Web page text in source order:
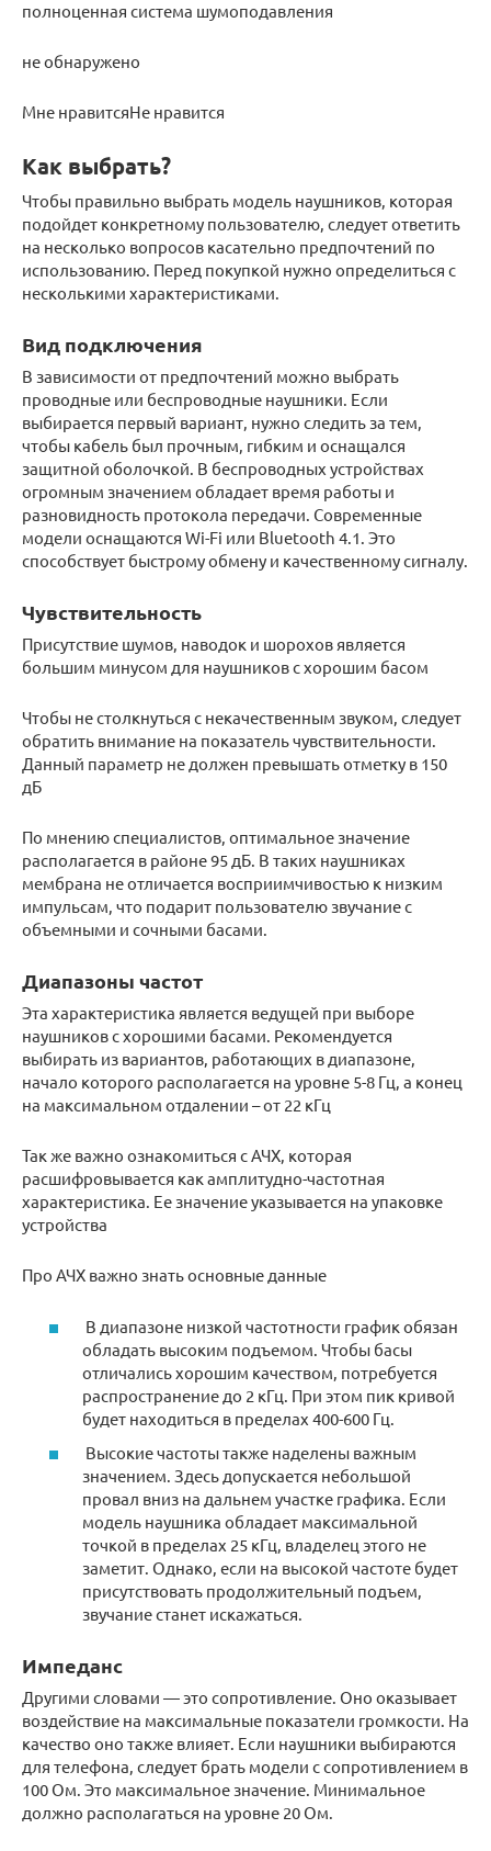
полноценная система шумоподавления
не обнаружено
Мне нравитсяНе нравится
Как выбрать?
Чтобы правильно выбрать модель наушников, которая
подойдет конкретному пользователю, следует ответить
на несколько вопросов касательно предпочтений по
использованию. Перед покупкой нужно определиться с
несколькими характеристиками.
Вид подключения
В зависимости от предпочтений можно выбрать
проводные или беспроводные наушники. Если
выбирается первый вариант, нужно следить за тем,
чтобы кабель был прочным, гибким и оснащался
защитной оболочкой. В беспроводных устройствах
огромным значением обладает время работы и
разновидность протокола передачи. Современные
модели оснащаются Wi-Fi или Bluetooth 4.1. Это
способствует быстрому обмену и качественному сигналу.
Чувствительность
Присутствие шумов, наводок и шорохов является
большим минусом для наушников с хорошим басом
Чтобы не столкнуться с некачественным звуком, следует
обратить внимание на показатель чувствительности.
Данный параметр не должен превышать отметку в 150
дБ
По мнению специалистов, оптимальное значение
располагается в районе 95 дБ. В таких наушниках
мембрана не отличается восприимчивостью к низким
импульсам, что подарит пользователю звучание с
объемными и сочными басами.
Диапазоны частот
Эта характеристика является ведущей при выборе
наушников с хорошими басами. Рекомендуется
выбирать из вариантов, работающих в диапазоне,
начало которого располагается на уровне 5-8 Гц, а конец
на максимальном отдалении – от 22 кГц
Так же важно ознакомиться с АЧХ, которая
расшифровывается как амплитудно-частотная
характеристика. Ее значение указывается на упаковке
устройства
Про АЧХ важно знать основные данные
В диапазоне низкой частотности график обязан
обладать высоким подъемом. Чтобы басы
отличались хорошим качеством, потребуется
распространение до 2 кГц. При этом пик кривой
будет находиться в пределах 400-600 Гц.
Высокие частоты также наделены важным
значением. Здесь допускается небольшой
провал вниз на дальнем участке графика. Если
модель наушника обладает максимальной
точкой в пределах 25 кГц, владелец этого не
заметит. Однако, если на высокой частоте будет
присутствовать продолжительный подъем,
звучание станет искажаться.
Импеданс
Другими словами — это сопротивление. Оно оказывает
воздействие на максимальные показатели громкости. На
качество оно также влияет. Если наушники выбираются
для телефона, следует брать модели с сопротивлением в
100 Ом. Это максимальное значение. Минимальное
должно располагаться на уровне 20 Ом.